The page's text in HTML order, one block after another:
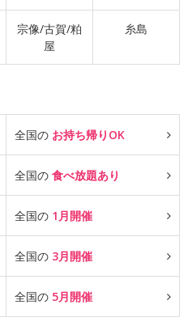
宗像/古賀/粕
屋
糸島
全国の お持ち帰りOK
全国の 食べ放題あり
全国の 1月開催
全国の 3月開催
全国の 5月開催